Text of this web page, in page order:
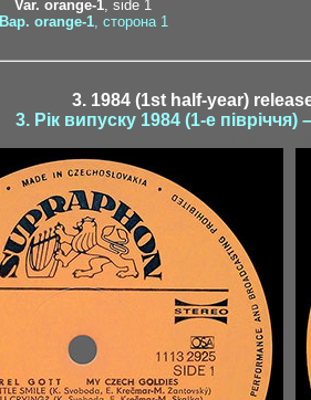
Var. orange-1, side 1
Вар. orange-1, сторона 1
3. 1984 (1st half-year)
3. Рік випуску 1984 (1-е півріччя)